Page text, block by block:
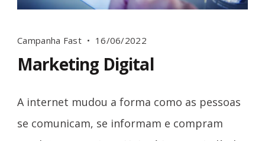
Campanha Fast 16/06/2022
Marketing Digital
A internet mudou a forma como as pessoas
se comunicam, se informam e compram